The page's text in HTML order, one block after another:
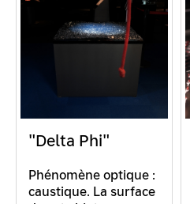
"Delta Phi"
Phénomène optique :
caustique. La surface